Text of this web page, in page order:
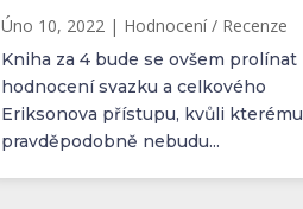
Úno 10, 2022| Hodnocení / Recenze
Kniha za 4 bude se ovšem prolínat
hodnocení svazku a celkového
Eriksonova přístupu, kvůli kterému
pravděpodobně nebudu...